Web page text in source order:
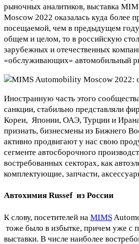
рыночных аналитиков, выставка
Moscow 2022 оказалась куда более
посещаемой, чем в предыдущем
общем и целом, то в российскую
зарубежных и отечественных
«обслуживающих» автомобильный
Иностранную часть этого
санкции, стабильно представляли
Кореи, Японии, ОАЭ, Турции и
признать, бизнесмены из Бижнего
активно продвигают у нас свою
сегменте автосборочного
востребованных секторах, как
комплектующие, запчасти,
Автохимия Russef из России
К слову, посетителей на MIMS
тоже было в избытке, причем уже с
выставки. В числе наиболее